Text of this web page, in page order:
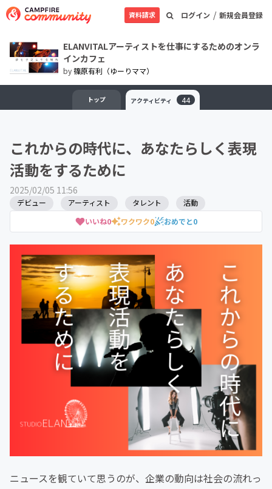
ログイン / 新規会員登録
資料請求
ELANVITALアーティストを仕事にするためのオンラ
インカフェ
by篠原有利（ゆーりママ）
トップ アクティビティ 44
これからの時代に、あなたらしく表現
活動をするために
2025/02/05 11:56
いいね0 ワクワク0 おめでと0
デビュー アーティスト タレント 活動
ニュースを観ていて思うのが、企業の動向は社会の流れっ